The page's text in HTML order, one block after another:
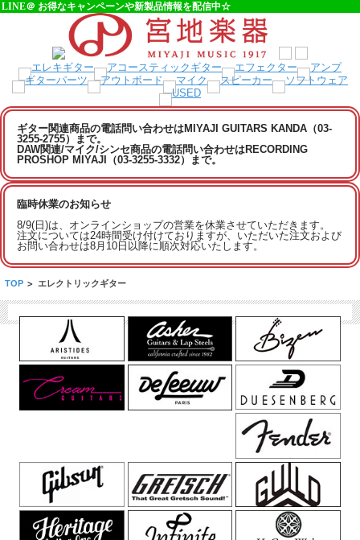
LINE＠ お得なキャンペーンや新製品情報を配信中☆
ギター関連商品の電話問い合わせはMIYAJI GUITARS KANDA（03-
3255-2755）まで。
DAW関連/マイク/シンセ商品の電話問い合わせはRECORDING
PROSHOP MIYAJI（03-3255-3332）まで。
臨時休業のお知らせ
8/9(日)は、オンラインショップの営業を休業させていただきます。
注文については24時間受け付けておりますが、いただいた注文および
お問い合わせは8月10日以降に順次対応いたします。
TOP > エレクトリックギター